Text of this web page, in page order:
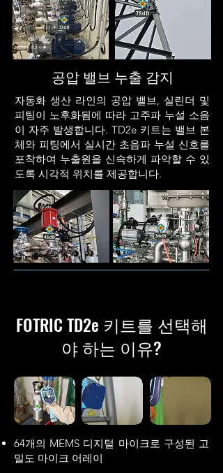
공압 밸브 누출 감지
자동화 생산 라인의 공압 밸브, 실린더 및
피팅이 노후화됨에 따라 고주파 누설 소음
이 자주 발생합니다. TD2e 키트는 밸브 본
체와 피팅에서 실시간 초음파 누설 신호를
포착하여 누출원을 신속하게 파악할 수 있
도록 시각적 위치를 제공합니다.
FOTRIC TD2e 키트를 선택해
야 하는 이유?
64개의 MEMS 디지털 마이크로 구성된 고
밀도 마이크 어레이